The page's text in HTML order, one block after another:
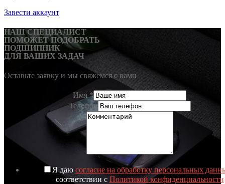
Завести аккаунт
НАШ СПЕЦИАЛИСТ
ПОМОЖЕТ ПОДОБРАТЬ
ПОДШИПНИК
ДЛЯ ВАШИХ ЗАДАЧ
Оставьте заявку и мы свяжемся с вами
Имя*
Телефон
Я даю согласие на обработку персональных
соответствии с Политикой конфиденциальности